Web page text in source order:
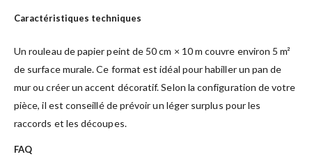
Caractéristiques techniques
Un rouleau de papier peint de 50 cm × 10 m couvre environ 5 m²
de surface murale. Ce format est idéal pour habiller un pan de
mur ou créer un accent décoratif. Selon la configuration de votre
pièce, il est conseillé de prévoir un léger surplus pour les
raccords et les découpes.
FAQ